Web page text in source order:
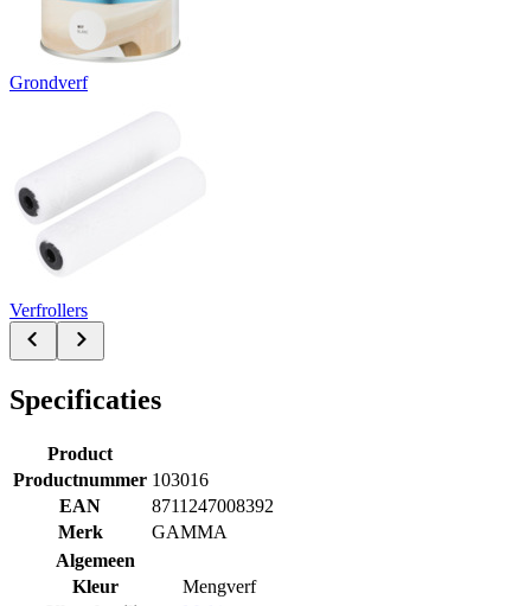
Grondverf
Verfrollers
Specificaties
Product
Productnummer 103016
EAN
8711247008392
Merk
GAMMA
Algemeen
Kleur
Mengverf